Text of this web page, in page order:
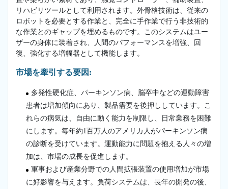
リハビリツールとして利用されます。外骨格技術は、従来の
ロボットを必要とする作業と、完全に手作業で行う非技術的
な作業とのギャップを埋めるものです。このシステムはユー
ザーの身体に装着され、人間のパフォーマンスを増強、回
復、強化する増幅器として機能します。
市場を牽引する要因:
多発性硬化症、パーキンソン病、脳卒中などの運動障害
患者は増加傾向にあり、製品需要を後押ししています。こ
れらの病気は、自由に動く能力を制限し、日常業務を困難
にします。毎年約1百万人のアメリカ人がパーキンソン病
の診断を受けています。運動能力に問題を抱える人々の増
加は、市場の成長を促進します。
軍事および産業分野での人間拡張装置の使用増加が市場
に好影響を与えます。負荷システムは、長年の開発の後、